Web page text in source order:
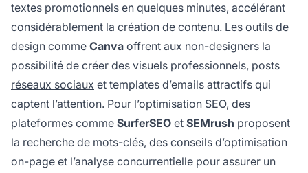
textes promotionnels en quelques minutes, accélérant
considérablement la création de contenu. Les outils de
design comme Canva offrent aux non-designers la
possibilité de créer des visuels professionnels, posts
réseaux sociaux et templates d’emails attractifs qui
captent l’attention. Pour l’optimisation SEO, des
plateformes comme SurferSEO et SEMrush proposent
la recherche de mots-clés, des conseils d’optimisation
on-page et l’analyse concurrentielle pour assurer un